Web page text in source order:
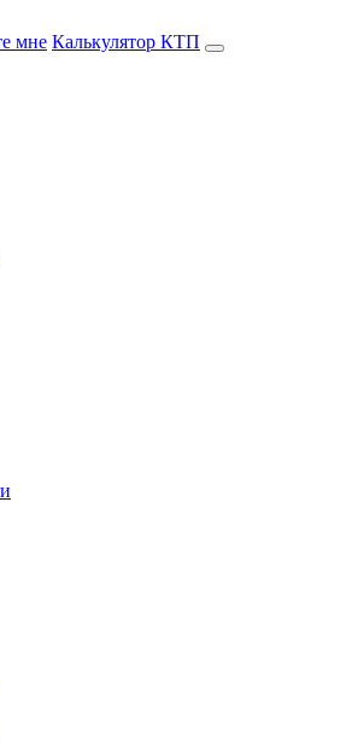
мне Калькулятор КТП